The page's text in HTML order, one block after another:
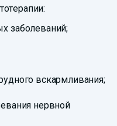
заболеваний;
вскармливания;
нервной